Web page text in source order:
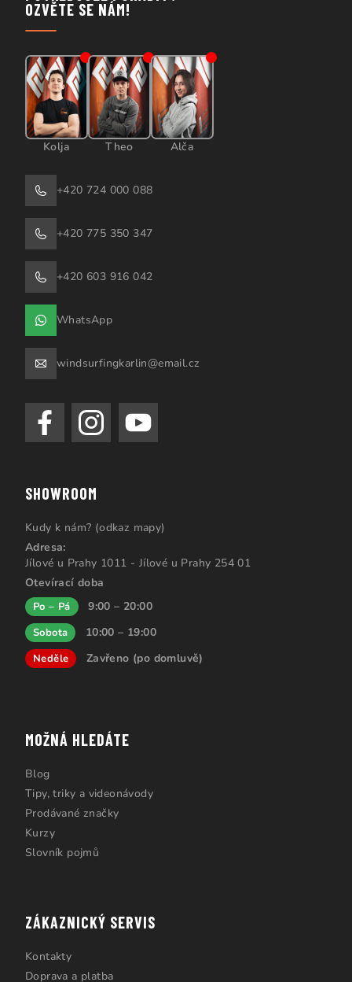
OZVĚTE SE NÁM!
Kolja Theo Alča
+420 724 000 088
+420 775 350 347
+420 603 916 042
WhatsApp
windsurfingkarlin@email.cz
SHOWROOM
Kudy k nám? (odkaz mapy)
Adresa:
Jílové u Prahy 1011 - Jílové u Prahy 254 01
Otevírací doba
Po – Pá 9:00 – 20:00
Sobota 10:00 – 19:00
Neděle Zavřeno (po domluvě)
MOŽNÁ HLEDÁTE
Blog
Tipy, triky a videonávody
Prodávané značky
Kurzy
Slovník pojmů
ZÁKAZNICKÝ SERVIS
Kontakty
Doprava a platba